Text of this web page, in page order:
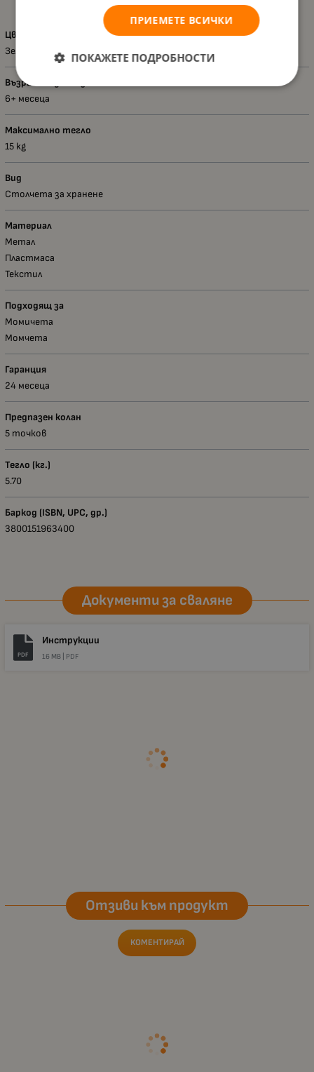
Цвят
Зелен
Възраст - диапазон
6+ месеца
Максимално тегло
15 kg
Вид
Столчета за хранене
Материал
Метал
Пластмаса
Текстил
Подходящ за
Момичета
Момчета
Гаранция
24 месеца
Предпазен колан
5 точков
Тегло (кг.)
5.70
Баркод (ISBN, UPC, др.)
3800151963400
Документи за сваляне
PDF
Инструкции
16 MB | PDF
Отзиви към продукт
КОМЕНТИРАЙ
ПРИЕМЕТЕ ВСИЧКИ
ПОКАЖЕТЕ ПОДРОБНОСТИ